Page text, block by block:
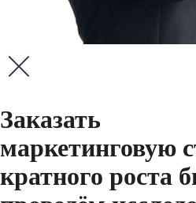
Заказать
маркетинговую
кратного роста